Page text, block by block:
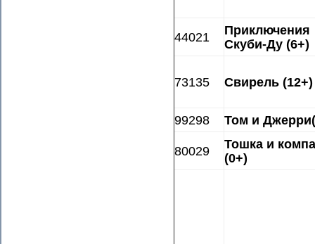
44021
Приключения
Скуби-Ду (6+)
73135 Свирель (12+)
99298 Том и
80029
Тошка и
(0+)